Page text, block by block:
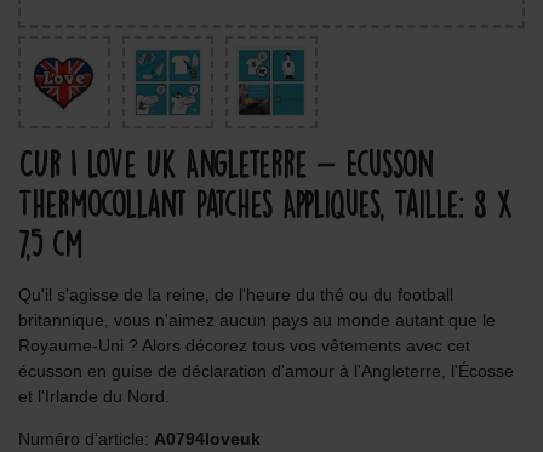
CUr I Love Uk Angleterre - Ecusson
Thermocollant Patches Appliques, Taille: 8 x
7,5 cm
Qu'il s'agisse de la reine, de l'heure du thé ou du football
britannique, vous n'aimez aucun pays au monde autant que le
Royaume-Uni ? Alors décorez tous vos vêtements avec cet
écusson en guise de déclaration d'amour à l'Angleterre, l'Écosse
et l'Irlande du Nord.
Numéro d'article: A0794loveuk